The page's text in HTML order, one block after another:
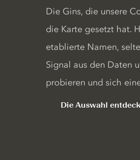
Die Gins, die unsere
die Karte gesetzt hat.
etablierte Namen,
Signal aus den Daten
probieren und sich
Die Auswahl